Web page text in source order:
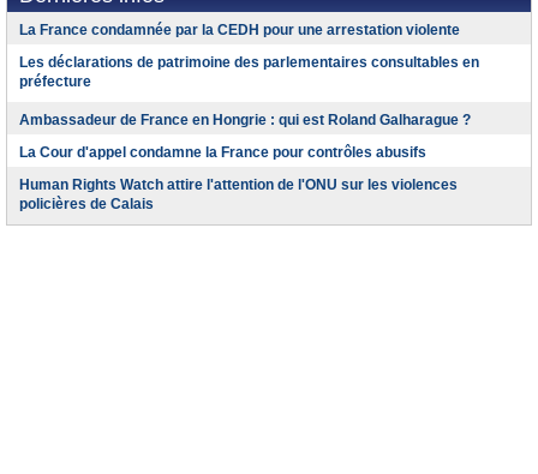
La France condamnée par la CEDH pour une arrestation violente
Les déclarations de patrimoine des parlementaires consultables en
préfecture
Ambassadeur de France en Hongrie : qui est Roland Galharague ?
La Cour d'appel condamne la France pour contrôles abusifs
Human Rights Watch attire l'attention de l'ONU sur les violences
policières de Calais